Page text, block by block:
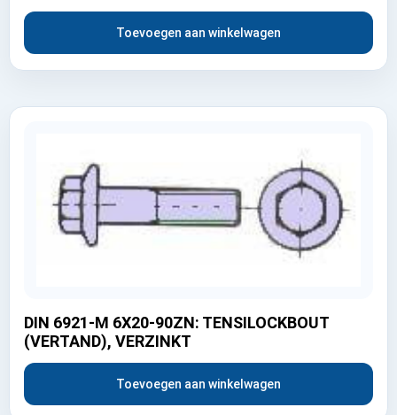
Toevoegen aan winkelwagen
DIN 6921-M 6X20-90ZN: TENSILOCKBOUT
(VERTAND), VERZINKT
Toevoegen aan winkelwagen